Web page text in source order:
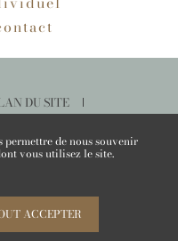
permettre de nous souvenir
vous utilisez le site.
ACCEPTER
DU SITE
CADEAU
developpement > SEO
urbain, spa hôtelier, crm, erp